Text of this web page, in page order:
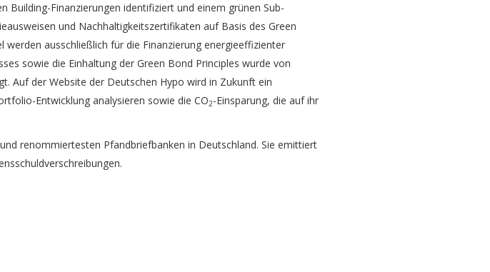
Building-Finanzierungen identifiziert und einem grünen Sub-
und Nachhaltigkeitszertifikaten auf Basis des Green
ausschließlich für die Finanzierung energieeffizienter
sowie die Einhaltung der Green Bond Principles wurde von
Auf der Website der Deutschen Hypo wird in Zukunft ein
Entwicklung analysieren sowie die CO2-Einsparung, die auf ihr
renommiertesten Pfandbriefbanken in Deutschland. Sie emittiert